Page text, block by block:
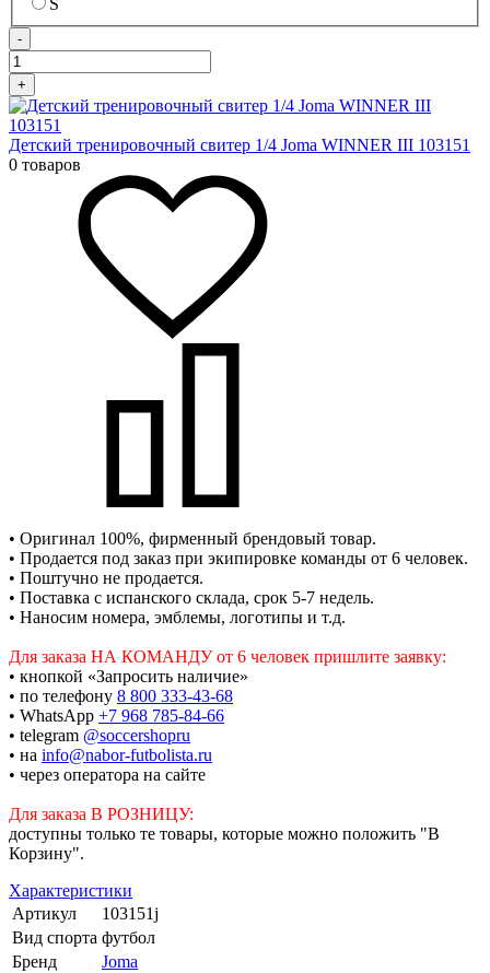
S
-
+
Детский тренировочный свитер 1/4 Joma WINNER III 103151
0 товаров
• Оригинал 100%, фирменный брендовый товар.
• Продается под заказ при экипировке команды от 6 человек.
• Поштучно не продается.
• Поставка с испанского склада, срок 5-7 недель.
• Наносим номера, эмблемы, логотипы и т.д.
Для заказа НА КОМАНДУ от 6 человек пришлите заявку:
• кнопкой «Запросить наличие»
• по телефону 8 800 333-43-68
• WhatsApp +7 968 785-84-66
• telegram @soccershopru
• на info@nabor-futbolista.ru
• через оператора на сайте
Для заказа В РОЗНИЦУ:
доступны только те товары, которые можно положить "В
Корзину".
Характеристики
Артикул
103151j
Вид спорта футбол
Бренд
Joma